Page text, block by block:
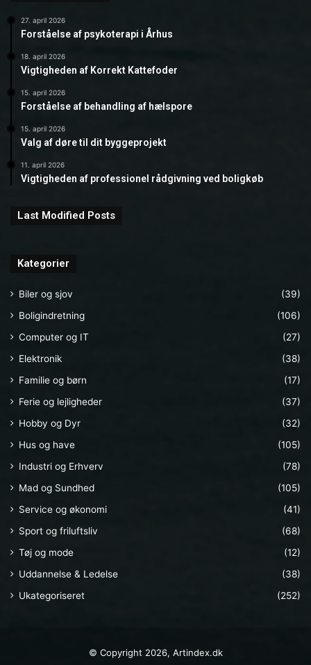
27. april 2026
Forståelse af psykoterapi i Århus
18. april 2026
Vigtigheden af Korrekt Kattefoder
15. april 2026
Forståelse af behandling af hælspore
15. april 2026
Valg af døre til dit byggeprojekt
11. april 2026
Vigtigheden af professionel rådgivning ved boligkøb
Last Modified Posts
Kategorier
Biler og sjov
(39)
Boligindretning
(106)
Computer og IT
(27)
Elektronik
(38)
Familie og børn
(17)
Ferie og lejligheder
(37)
Hobby og Dyr
(32)
Hus og have
(105)
Industri og Erhverv
(78)
Mad og Sundhed
(105)
Service og økonomi
(41)
Sport og friluftsliv
(68)
Tøj og mode
(12)
Uddannelse & Ledelse
(38)
Ukategoriseret
(252)
© Copyright 2026, Artindex.dk